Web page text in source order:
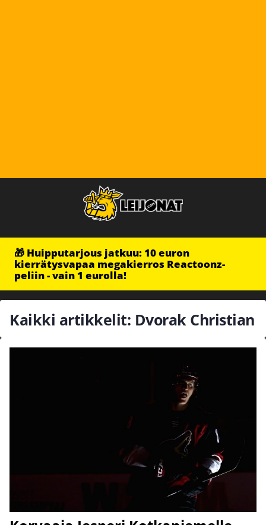
🎁 Huipputarjous jatkuu: 10 euron
kierrätysvapaa megakierros Reactoonz-
peliin - vain 1 eurolla!
Kaikki artikkelit: Dvorak Christian